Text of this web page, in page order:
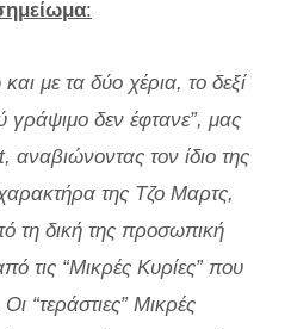
:
με τα δύο χέρια, το δεξί
γράψιμο δεν έφτανε”, μας
αναβιώνοντας τον ίδιο της
της Τζο Μαρτς,
τη δική της προσωπική
τις “Μικρές Κυρίες” που
“τεράστιες” Μικρές